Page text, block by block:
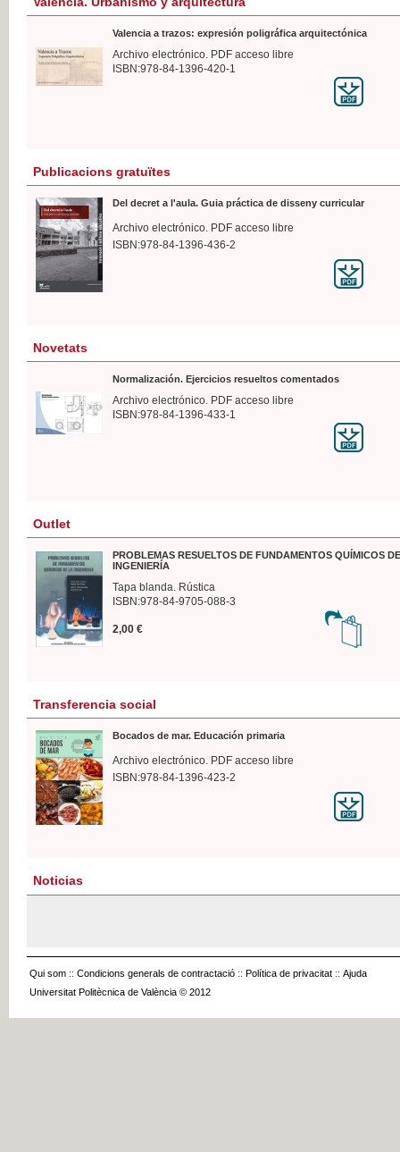
Valencia a trazos: expresión poligráfica arquitectónica
Archivo electrónico. PDF acceso libre
ISBN:978-84-1396-420-1
Publicacions gratuïtes
Del decret a l'aula. Guia práctica de disseny curricular
Archivo electrónico. PDF acceso libre
ISBN:978-84-1396-436-2
Novetats
Normalización. Ejercicios resueltos comentados
Archivo electrónico. PDF acceso libre
ISBN:978-84-1396-433-1
Outlet
PROBLEMAS RESUELTOS DE FUNDAMENTOS QUÍMICOS
INGENIERÍA
Tapa blanda. Rústica
ISBN:978-84-9705-088-3
2,00 €
Transferencia social
Bocados de mar. Educación primaria
Archivo electrónico. PDF acceso libre
ISBN:978-84-1396-423-2
Noticias
Qui som :: Condicions generals de contractació :: Política de privacitat :: Ajuda
Universitat Politècnica de València © 2012